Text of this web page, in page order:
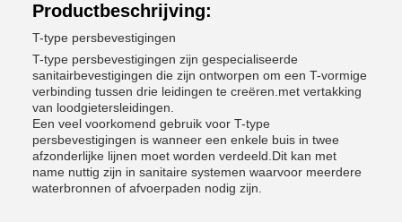
Productbeschrijving:
T-type persbevestigingen
T-type persbevestigingen zijn gespecialiseerde
sanitairbevestigingen die zijn ontworpen om een T-vormige
verbinding tussen drie leidingen te creëren.met vertakking
van loodgietersleidingen.
Een veel voorkomend gebruik voor T-type
persbevestigingen is wanneer een enkele buis in twee
afzonderlijke lijnen moet worden verdeeld.Dit kan met
name nuttig zijn in sanitaire systemen waarvoor meerdere
waterbronnen of afvoerpaden nodig zijn.